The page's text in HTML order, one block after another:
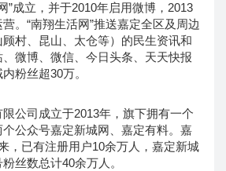
”成立，并于2010年启用微博，2013
。“南翔生活网”推送嘉定全区及周边
村、昆山、太仓等）的民生资讯和
微博、微信、今日头条、天天快报
粉丝超30万。
限公司成立于2013年，旗下拥有一个
公众号嘉定新城网、嘉定有料。嘉
，已有注册用户10余万人，嘉定新城
丝数总计40余万人。